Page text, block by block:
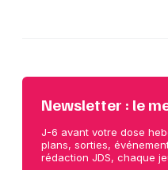
Newsletter : le
J-6 avant votre dose
plans, sorties,
rédaction JDS, chaque